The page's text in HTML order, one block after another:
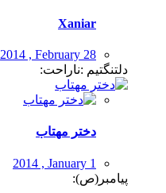
Xaniar
2014 , February 28
دلتنگتیم :ناراحت:
دختر مهتاب
2014 , January 1
پیامبر(ص):